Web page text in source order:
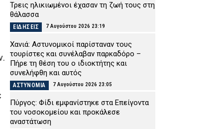
Τρεις ηλικιωμένοι έχασαν τη ζωή τους στη
θάλασσα
ΕΙΔΗΣΕΙΣ 7 Αυγούστου 2026 23:19
Χανιά: Αστυνομικοί παρίσταναν τους
τουρίστες και συνέλαβαν παρκαδόρο –
Πήρε τη θέση του ο ιδιοκτήτης και
συνελήφθη και αυτός
ΑΣΤΥΝΟΜΙΑ 7 Αυγούστου 2026 23:05
Πύργος: Φίδι εμφανίστηκε στα Επείγοντα
του νοσοκομείου και προκάλεσε
αναστάτωση